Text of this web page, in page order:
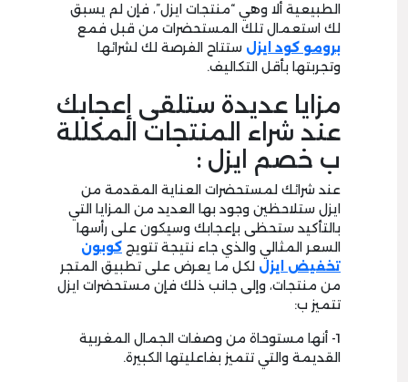
الطبيعية ألا وهي “منتجات ايزل”، فإن لم يسبق
لك استعمال تلك المستحضرات من قبل فمع
برومو كود ايزل ستتاح الفرصة لك لشرائها
وتجربتها بأقل التكاليف.
مزايا عديدة ستلقى إعجابك
عند شراء المنتجات المكللة
ب خصم ايزل :
عند شرائك لمستحضرات العناية المقدمة من
ايزل ستلاحظين وجود بها العديد من المزايا التي
بالتأكيد ستحظى بإعجابك وسيكون على رأسها
السعر المثالي والذي جاء نتيجة تتويج كوبون
تخفيض ايزل لكل ما يعرض على تطبيق المتجر
من منتجات، وإلى جانب ذلك فإن مستحضرات ايزل
تتميز ب:
1- أنها مستوحاة من وصفات الجمال المغربية
القديمة والتي تتميز بفاعليتها الكبيرة.